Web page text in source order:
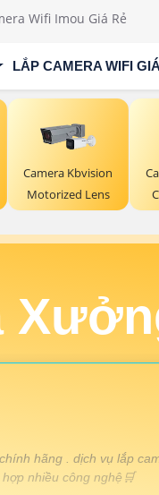
Wifi Imou Giá Rẻ
LẮP CAMERA WIFI
Camera Kbvision
Motorized Lens
hãng . dịch vụ lắp
nhiều công nghệ🛒